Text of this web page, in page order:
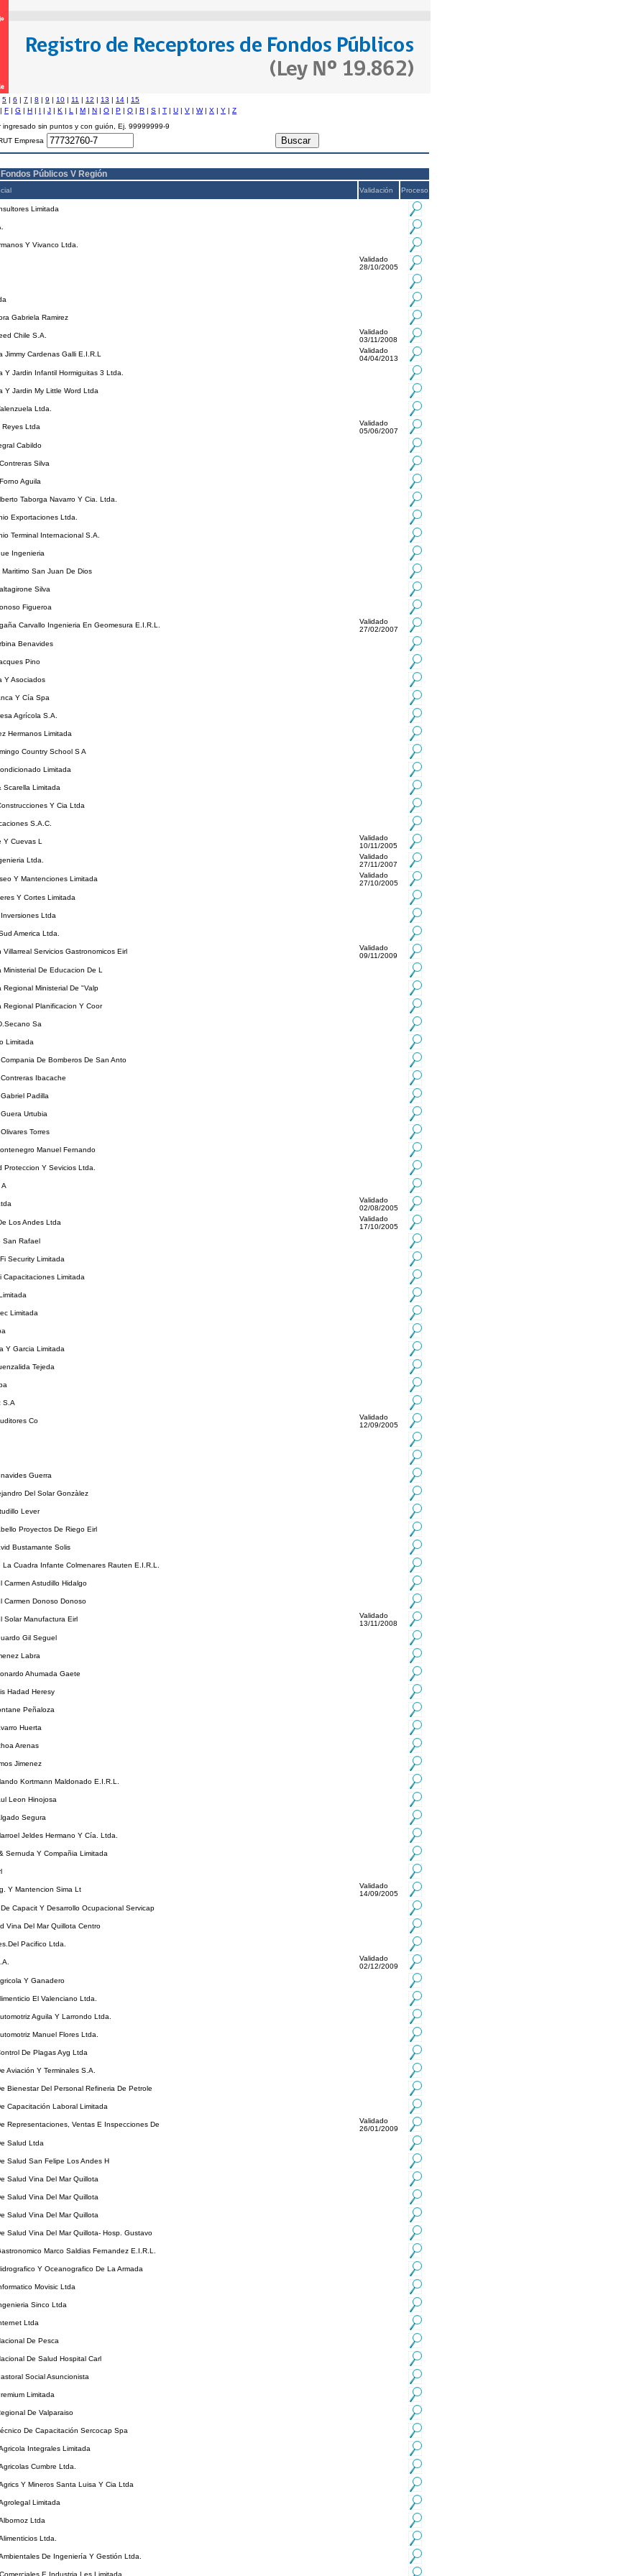
5 | 6 | 7 | 8 | 9 | 10 | 11 | 12 | 13 | 14 | 15
F | G | H | I | J | K | L | M | N | O | P | Q | R | S | T | U | V | W| X | Y | Z
ingresado sin puntos y con guión, Ej. 99999999-9
Empresa
Públicos V Región
Validación Proceso
Limitada
Y Vivanco Ltda.
Validado
28/10/2005
Gabriela Ramirez
Chile S.A.
Validado
03/11/2008
Jimmy Cardenas Galli E.I.R.L
Validado
04/04/2013
Y Jardin Infantil Hormiguitas 3 Ltda.
Y Jardin My Little Word Ltda
Ltda.
Reyes Ltda
Validado
05/06/2007
Cabildo
Silva
Aguila
Taborga Navarro Y Cia. Ltda.
Exportaciones Ltda.
Terminal Internacional S.A.
Ingenieria
San Juan De Dios
Silva
Figueroa
Carvallo Ingenieria En Geomesura E.I.R.L.
Validado
27/02/2007
Benavides
Pino
Y Asociados
Y Cía Spa
Agrícola S.A.
Hermanos Limitada
Country School S A
Limitada
Scarella Limitada
Y Cia Ltda
S.A.C.
Y Cuevas L
Validado
10/11/2005
Ltda.
Validado
27/11/2007
Y Mantenciones Limitada
Validado
27/10/2005
Y Cortes Limitada
Ltda
America Ltda.
Villarreal Servicios Gastronomicos Eirl
Validado
09/11/2009
Ministerial De Educacion De L
Regional Ministerial De "Valp
Regional Planificacion Y Coor
Sa
Limitada
De Bomberos De San Anto
Ibacache
Padilla
Urtubia
Torres
Manuel Fernando
Proteccion Y Sevicios Ltda.
Validado
02/08/2005
Los Andes Ltda
Validado
17/10/2005
San Rafael
Security Limitada
Capacitaciones Limitada
Limitada
Y Garcia Limitada
Tejeda
S.A
Co
Validado
12/09/2005
Guerra
Del Solar Gonzàlez
Lever
Proyectos De Riego Eirl
Bustamante Solis
La Cuadra Infante Colmenares Rauten E.I.R.L.
Carmen Astudillo Hidalgo
Carmen Donoso Donoso
Solar Manufactura Eirl
Validado
13/11/2008
Gil Seguel
Labra
Ahumada Gaete
Hadad Heresy
Peñaloza
Huerta
Arenas
Jimenez
Kortmann Maldonado E.I.R.L.
Leon Hinojosa
Segura
Jeldes Hermano Y Cía. Ltda.
Sernuda Y Compañia Limitada
Y Mantencion Sima Lt
Validado
14/09/2005
Capacit Y Desarrollo Ocupacional Servicap
Vina Del Mar Quillota Centro
Pacifico Ltda.
Validado
02/12/2009
Y Ganadero
El Valenciano Ltda.
Aguila Y Larrondo Ltda.
Manuel Flores Ltda.
De Plagas Ayg Ltda
Aviación Y Terminales S.A.
Bienestar Del Personal Refineria De Petrole
Capacitación Laboral Limitada
Representaciones, Ventas E Inspecciones De
Validado
26/01/2009
Salud Ltda
Salud San Felipe Los Andes H
Salud Vina Del Mar Quillota
Salud Vina Del Mar Quillota
Salud Vina Del Mar Quillota
Salud Vina Del Mar Quillota- Hosp. Gustavo
Marco Saldias Fernandez E.I.R.L.
Y Oceanografico De La Armada
Movisic Ltda
Sinco Ltda
Ltda
De Pesca
De Salud Hospital Carl
Social Asuncionista
Limitada
De Valparaiso
De Capacitación Sercocap Spa
Integrales Limitada
Cumbre Ltda.
Y Mineros Santa Luisa Y Cia Ltda
Limitada
Ltda
Ltda.
De Ingeniería Y Gestión Ltda.
E Industria Les Limitada